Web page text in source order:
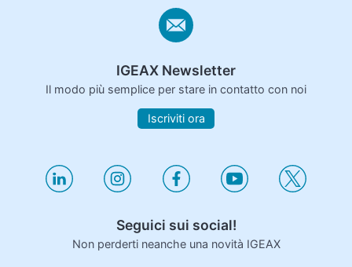
IGEAX Newsletter
Il modo più semplice per stare in contatto con noi
Iscriviti ora
Seguici sui social!
Non perderti neanche una novità IGEAX